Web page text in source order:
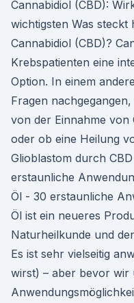
Cannabidiol (CBD):
wichtigsten Was
Cannabidiol (CBD)?
Krebspatienten eine
Option. In einem
Fragen
von der Einnahme
oder ob eine Heilung
Glioblastom durch
erstaunliche
Öl - 30 erstaunliche
Öl ist ein neueres
Naturheilkunde und
Es ist sehr vielseitig
wirst) – aber bevor wir